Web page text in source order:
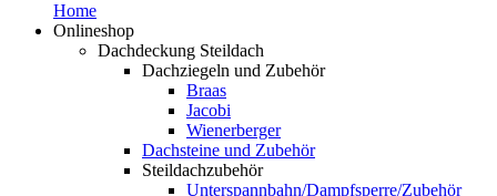
Home
Onlineshop
Dachdeckung Steildach
Dachziegeln und Zubehör
Braas
Jacobi
Wienerberger
Dachsteine und Zubehör
Steildachzubehör
Unterspannbahn/Dampfsperre/Zubehör